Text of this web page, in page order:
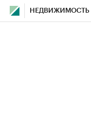
НЕДВИЖИМОСТЬ